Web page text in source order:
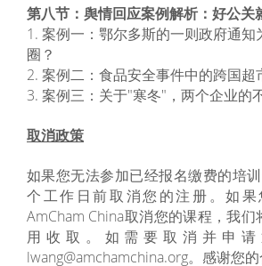
第八节：舆情回应案例解析：好公关
1. 案例一：鄂尔多斯的一则政府通知
圈？
2. 案例二：食品安全事件中的跨国超
3. 案例三：关于"寒冬"，两个企业的
取消政策
如果您无法参加已经报名缴费的培
个工作日前取消您的注册。如
AmCham China取消您的课程，我
用收取。如需要取消并申
lwang@amchamchina.org。感谢您的